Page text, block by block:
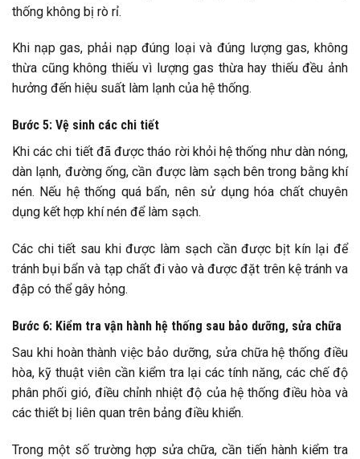
thống không bị rò rỉ.
Khi nạp gas, phải nạp đúng loại và đúng lượng gas, không
thừa cũng không thiếu vì lượng gas thừa hay thiếu đều ảnh
hưởng đến hiệu suất làm lạnh của hệ thống.
Bước 5: Vệ sinh các chi tiết
Khi các chi tiết đã được tháo rời khỏi hệ thống như dàn nóng,
dàn lạnh, đường ống, cần được làm sạch bên trong bằng khí
nén. Nếu hệ thống quá bẩn, nên sử dụng hóa chất chuyên
dụng kết hợp khí nén để làm sạch.
Các chi tiết sau khi được làm sạch cần được bịt kín lại để
tránh bụi bẩn và tạp chất đi vào và được đặt trên kệ tránh va
đập có thể gây hỏng.
Bước 6: Kiểm tra vận hành hệ thống sau bảo dưỡng, sửa chữa
Sau khi hoàn thành việc bảo dưỡng, sửa chữa hệ thống điều
hòa, kỹ thuật viên cần kiểm tra lại các tính năng, các chế độ
phân phối gió, điều chỉnh nhiệt độ của hệ thống điều hòa và
các thiết bị liên quan trên bảng điều khiển.
Trong một số trường hợp sửa chữa, cần tiến hành kiểm tra